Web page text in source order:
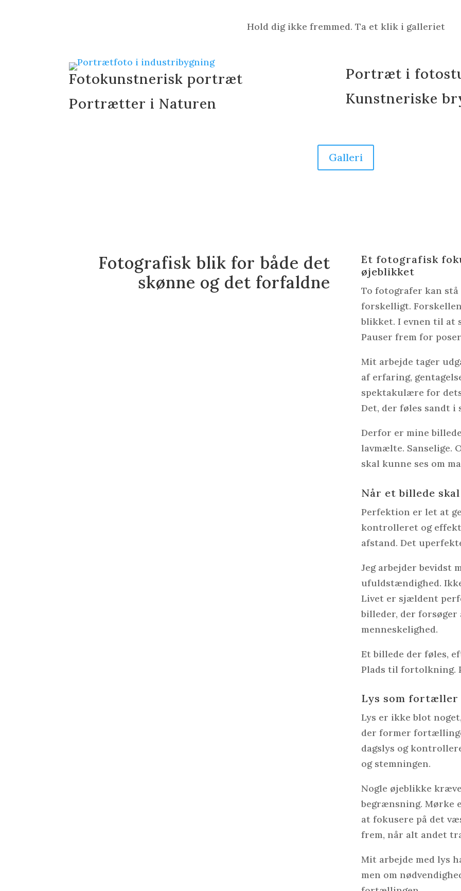
Hold dig ikke fremmed. Ta et klik i galleriet
Fotokunstnerisk portræt
Portrætter i Naturen
Portræt i
Kunstneriske
Galleri
Fotografisk blik for både det
skønne og det forfaldne
Et fotografisk
øjeblikket
To fotografer kan stå
forskelligt.
blikket. I evnen til at
Pauser frem for
Mit arbejde tager
af erfaring,
spektakulære for
Det, der føles sandt i
Derfor er mine
lavmælte. Sanselige.
skal kunne ses om
Når et billede
Perfektion er let at
kontrolleret og
afstand. Det
Jeg arbejder bevidst
ufuldstændighed.
Livet er sjældent
billeder, der
menneskelighed.
Et billede der føles,
Plads til fortolkning.
Lys som fortæller
Lys er ikke blot
der former
dagslys og
og stemningen.
Nogle øjeblikke
begrænsning. Mørke
at fokusere på det
frem, når alt andet
Mit arbejde med lys
men om